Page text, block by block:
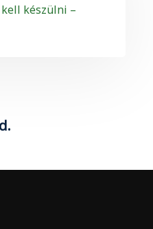
készülni –